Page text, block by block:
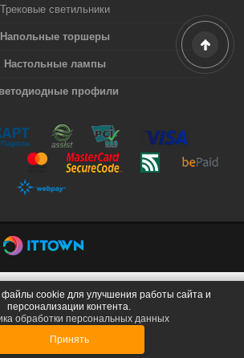
Трековые светильники
Напольные торшеры
Настольные лампы
профили
cookie для улучшения работы сайта и
персонализации контента.
обработки персональных данных
Принять